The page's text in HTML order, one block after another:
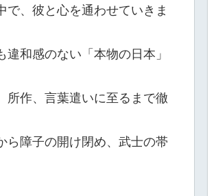
、彼と心を通わせていきま
和感のない「本物の日本」
所作、言葉遣いに至るまで徹
ら障子の開け閉め、武士の帯